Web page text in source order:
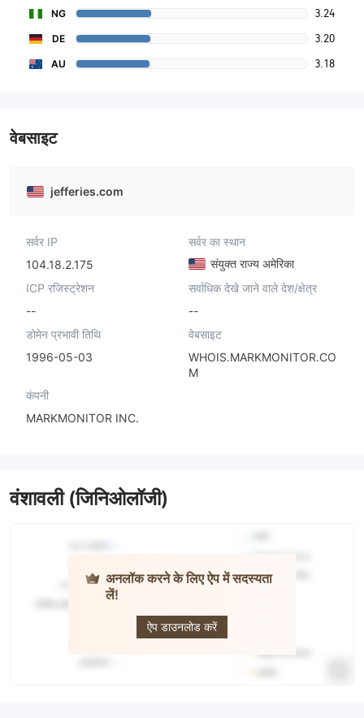
NG 3.24
DE 3.20
AU 3.18
वेबसाइट
jefferies.com
सर्वर IP
104.18.2.175
सर्वर का स्थान
संयुक्त राज्य अमेरिका
ICP रजिस्ट्रेशन
--
सर्वाधिक देखे जाने वाले देश/क्षेत्र
--
डोमेन प्रभावी तिथि
1996-05-03
वेबसाइट
WHOIS.MARKMONITOR.CO
M
कंपनी
MARKMONITOR INC.
वंशावली (जिनिओलॉजी)
अनलॉक करने के लिए ऐप में सदस्यता
लें!
ऐप डाउनलोड करें